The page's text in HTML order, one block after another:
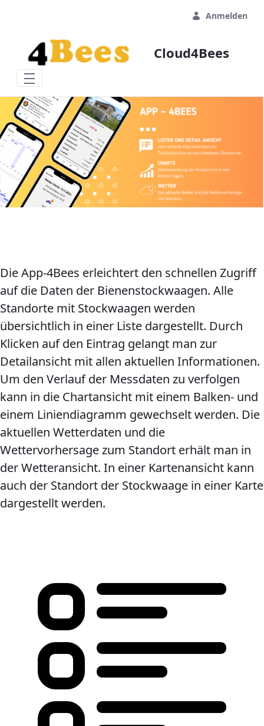
Anmelden
Cloud4Bees
Die App-4Bees erleichtert den schnellen Zugriff
auf die Daten der Bienenstockwaagen. Alle
Standorte mit Stockwaagen werden
übersichtlich in einer Liste dargestellt. Durch
Klicken auf den Eintrag gelangt man zur
Detailansicht mit allen aktuellen Informationen.
Um den Verlauf der Messdaten zu verfolgen
kann in die Chartansicht mit einem Balken- und
einem Liniendiagramm gewechselt werden. Die
aktuellen Wetterdaten und die
Wettervorhersage zum Standort erhält man in
der Wetteransicht. In einer Kartenansicht kann
auch der Standort der Stockwaage in einer Karte
dargestellt werden.